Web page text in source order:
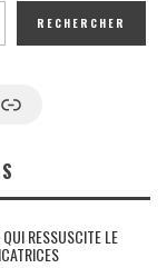
RECHERCHER
Google News
RESSUSCITE LE